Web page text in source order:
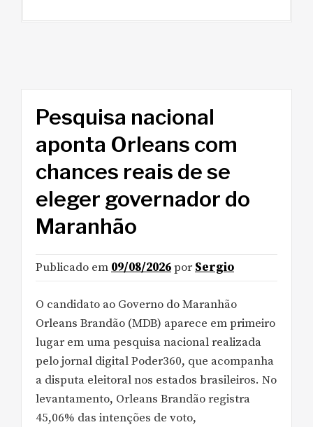
Pesquisa nacional
aponta Orleans com
chances reais de se
eleger governador do
Maranhão
Publicado em 09/08/2026por Sergio
O candidato ao Governo do Maranhão
Orleans Brandão (MDB) aparece em primeiro
lugar em uma pesquisa nacional realizada
pelo jornal digital Poder360, que acompanha
a disputa eleitoral nos estados brasileiros. No
levantamento, Orleans Brandão registra
45,06% das intenções de voto,